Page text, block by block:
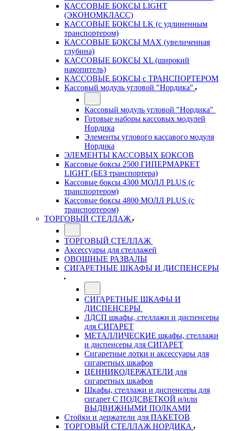
КАССОВЫЕ БОКСЫ LIGHT
(ЭКОНОМКЛАСС)
КАССОВЫЕ БОКСЫ LK (с удлиненным
транспортером)
КАССОВЫЕ БОКСЫ MAX (увеличенная
глубина)
КАССОВЫЕ БОКСЫ XL (широкий
накопитель)
КАССОВЫЕ БОКСЫ с ТРАНСПОРТЕРОМ
Кассовый модуль угловой "Нордика"
Кассовый модуль угловой "Нордика"
Готовые наборы кассовых модулей
Нордика
Элементы углового кассавого модуля
Нордика
ЭЛЕМЕНТЫ КАССОВЫХ БОКСОВ
Кассовые боксы 2500 ГИПЕРМАРКЕТ
LIGHT (БЕЗ транспортера)
Кассовые боксы 4300 МОЛЛ PLUS (с
транспортером)
Кассовые боксы 4800 МОЛЛ PLUS (с
транспортером)
ТОРГОВЫЙ СТЕЛЛАЖ
ТОРГОВЫЙ СТЕЛЛАЖ
Аксессуары для стеллажей
ОВОЩНЫЕ РАЗВАЛЫ
СИГАРЕТНЫЕ ШКАФЫ И ДИСПЕНСЕРЫ
СИГАРЕТНЫЕ ШКАФЫ И
ДИСПЕНСЕРЫ
ЛДСП шкафы, стеллажи и диспенсеры
для СИГАРЕТ
МЕТАЛЛИЧЕСКИЕ шкафы, стеллажи
и диспенсеры для СИГАРЕТ
Сигаретные лотки и аксессуары для
сигаретных шкафов
ЦЕННИКОДЕРЖАТЕЛИ для
сигаретных шкафов
Шкафы, стеллажи и диспенсеры для
сигарет С ПОДСВЕТКОЙ и/или
ВЫДВИЖНЫМИ ПОЛКАМИ
Стойки и держатели для ПАКЕТОВ
ТОРГОВЫЙ СТЕЛЛАЖ НОРДИКА